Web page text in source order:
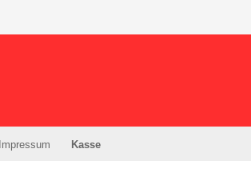
Impressum Kasse